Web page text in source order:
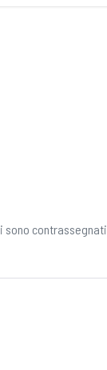
sono contrassegnati